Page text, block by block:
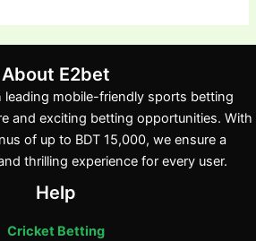
About E2bet
leading mobile-friendly sports betting
and exciting betting opportunities. With
of up to BDT 15,000, we ensure a
thrilling experience for every user.
Help
Cricket Betting